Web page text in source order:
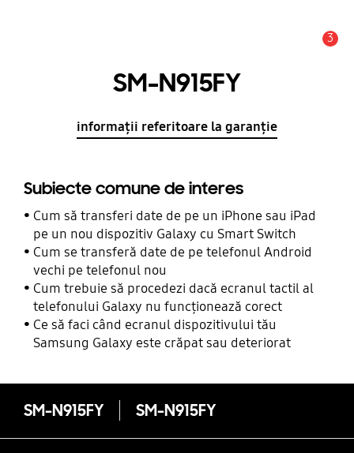
3
SM-N915FY
informații referitoare la garanție
Subiecte comune de interes
Cum să transferi date de pe un iPhone sau iPad
pe un nou dispozitiv Galaxy cu Smart Switch
Cum se transferă date de pe telefonul Android
vechi pe telefonul nou
Cum trebuie să procedezi dacă ecranul tactil al
telefonului Galaxy nu funcționează corect
Ce să faci când ecranul dispozitivului tău
Samsung Galaxy este crăpat sau deteriorat
SM-N915FY SM-N915FY